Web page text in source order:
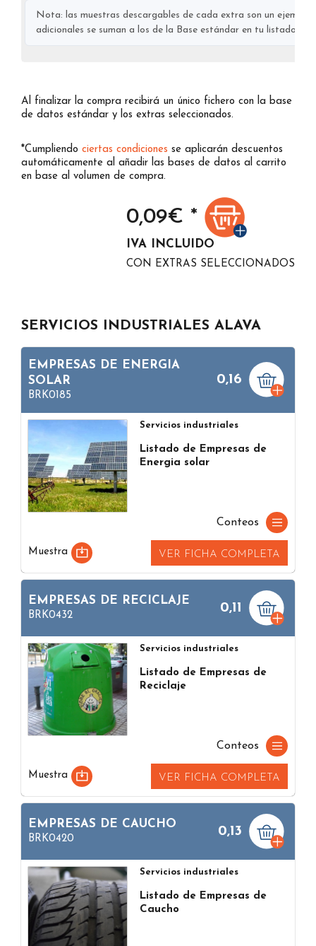
Nota: las muestras descargables de cada extra son un
adicionales se suman a los de la Base estándar en tu listado
Al finalizar la compra recibirá un único fichero con la base
de datos estándar y los extras seleccionados.
*Cumpliendo ciertas condiciones se aplicarán descuentos
automáticamente al añadir las bases de datos al carrito
en base al volumen de compra.
0,09€ *
IVA INCLUIDO
CON EXTRAS SELECCIONADOS
SERVICIOS INDUSTRIALES ALAVA
EMPRESAS DE ENERGIA
SOLAR
BRK0185
0,16
Servicios industriales
Listado de Empresas de
Energia solar
Conteos
Muestra VER FICHA COMPLETA
EMPRESAS DE RECICLAJE
BRK0432
0,11
Servicios industriales
Listado de Empresas de
Reciclaje
Conteos
Muestra VER FICHA COMPLETA
EMPRESAS DE CAUCHO
BRK0420
0,13
Servicios industriales
Listado de Empresas de
Caucho